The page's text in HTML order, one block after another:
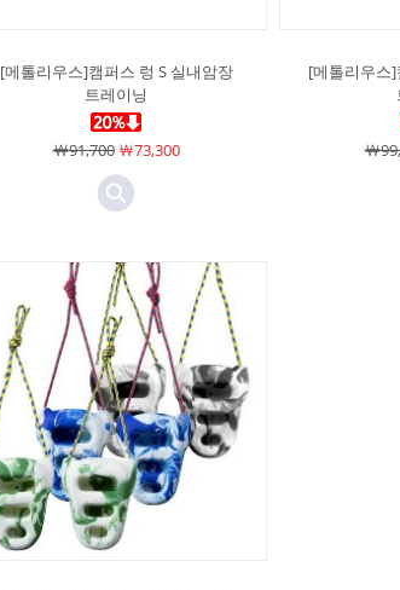
[메톨리우스]캠퍼스 렁 S 실내암장
트레이닝
￦91,700￦73,300
[메톨리우스
￦